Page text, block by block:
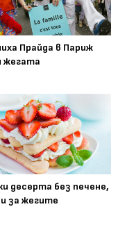
Прайда в Париж
жегата
десерта без печене,
за жегите